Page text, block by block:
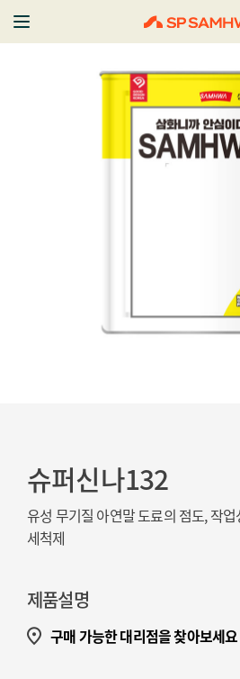
슈퍼신나132
유성 무기질 아연말 도료의 점도, 작
세척제
제품설명
구매 가능한 대리점을 찾아보세요